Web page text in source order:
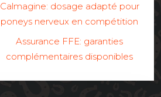
Calmagine: dosage adapté pour
poneys nerveux en compétition
Assurance FFE: garanties
complémentaires disponibles